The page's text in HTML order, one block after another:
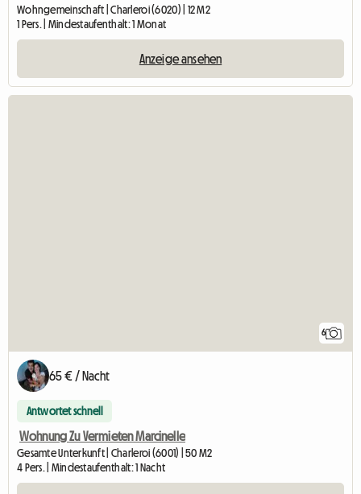
Wohngemeinschaft | Charleroi (6020) | 12 M2
1 Pers. | Mindestaufenthalt: 1 Monat
Anzeige ansehen
6
65 € / Nacht
Antwortet schnell
Wohnung Zu Vermieten Marcinelle
Gesamte Unterkunft | Charleroi (6001) | 50 M2
4 Pers. | Mindestaufenthalt: 1 Nacht